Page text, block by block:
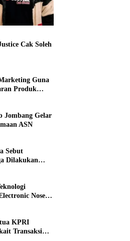
Cak Soleh
Guna
Produk
Jombang Gelar
ASN
Sebut
Dilakukan
Nose
KPRI
Transaksi